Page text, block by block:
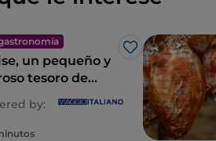
Me gusta
un pequeño y
tesoro de
y productos
by: